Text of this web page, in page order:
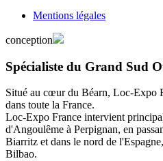
Mentions légales
conception
Spécialiste du Grand Sud
Situé au cœur du Béarn, Loc-Expo
dans toute la France.
Loc-Expo France intervient
d'Angoulême à Perpignan, en
Biarritz et dans le nord de
Bilbao.